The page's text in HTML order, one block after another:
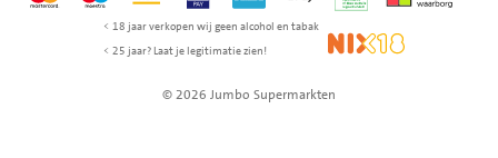
< 18 jaar verkopen wij geen alcohol en tabak
< 25 jaar? Laat je legitimatie zien!
NIX18
© 2026 Jumbo Supermarkten